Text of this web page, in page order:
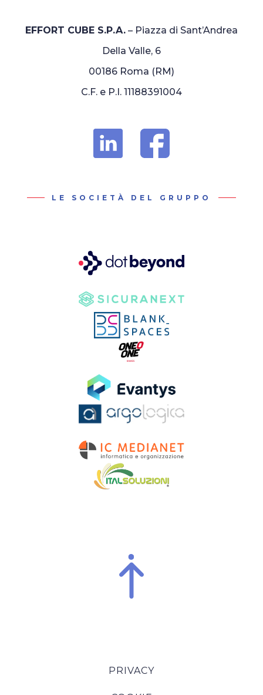
EFFORT CUBE S.P.A.– Piazza di Sant’Andrea
Della Valle, 6
00186 Roma (RM)
C.F. e P.I. 11188391004
LE SOCIETÀ DEL GRUPPO
PRIVACY